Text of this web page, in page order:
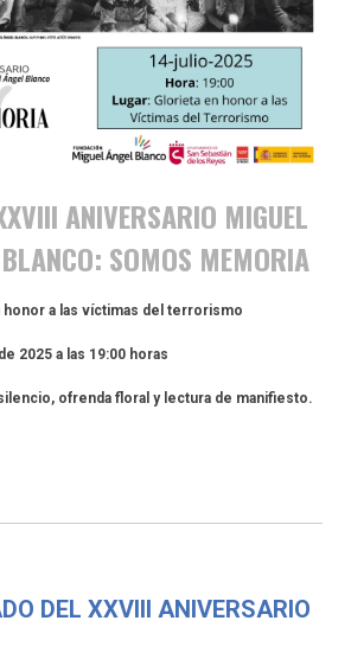
ANIVERSARIO MIGUEL
SOMOS MEMORIA
honor a las víctimas del terrorismo
2025 a las 19:00 horas
ofrenda floral y lectura de manifiesto.
DEL XXVIII ANIVERSARIO